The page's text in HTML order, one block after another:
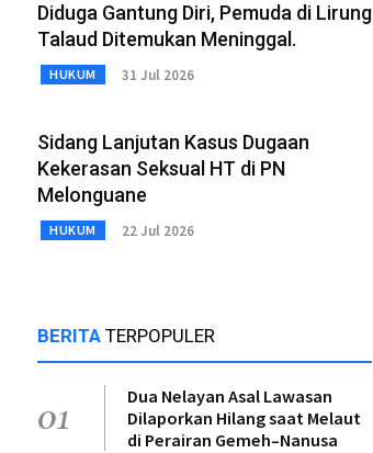
Diduga Gantung Diri, Pemuda di Lirung
Talaud Ditemukan Meninggal.
HUKUM 31 Jul 2026
Sidang Lanjutan Kasus Dugaan
Kekerasan Seksual HT di PN
Melonguane
HUKUM 22 Jul 2026
BERITA TERPOPULER
01
Dua Nelayan Asal Lawasan
Dilaporkan Hilang saat Melaut
di Perairan Gemeh–Nanusa